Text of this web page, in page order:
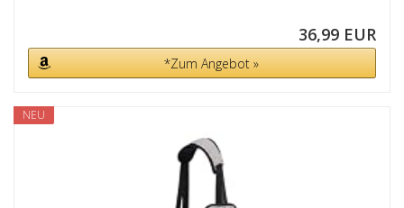
36,99 EUR
*Zum Angebot »
NEU